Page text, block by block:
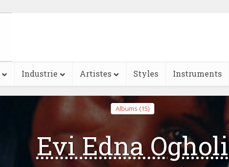
Industrie Artistes Styles Instruments
Albums (15)
Evi Edna Ogholi